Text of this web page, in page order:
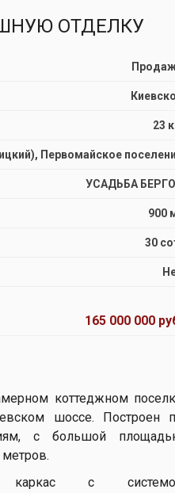
ОТДЕЛКУ
23
Первомайское
УСАДЬБА
900
30
165 000 000
коттеджном
шоссе. Построен
с большой
каркас с